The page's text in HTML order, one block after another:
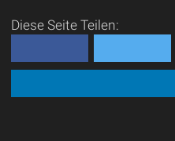
Diese Seite Teilen: